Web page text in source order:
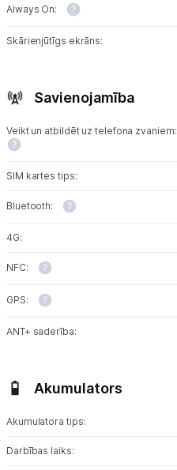
Always On:
Skārienjūtīgs ekrāns:
Savienojamība
Veikt un atbildēt uz telefona zvaniem:
SIM kartes tips:
Bluetooth:
4G:
NFC:
GPS:
ANT+ saderība:
Akumulators
Akumulatora tips:
Darbības laiks: